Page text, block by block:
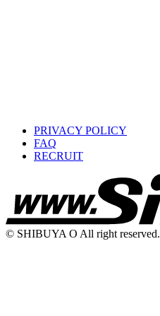
PRIVACY POLICY
FAQ
RECRUIT
© SHIBUYA O All right reserved.